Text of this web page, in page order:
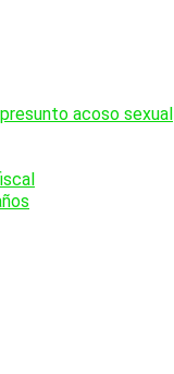
acoso sexual